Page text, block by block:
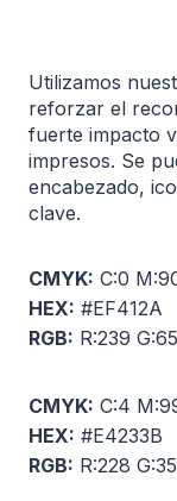
Utilizamos
reforzar el
fuerte impacto
impresos. Se
encabezado,
clave.
CMYK: C:0
HEX: #EF412A
RGB: R:239
CMYK: C:4
HEX: #E4233B
RGB: R:228